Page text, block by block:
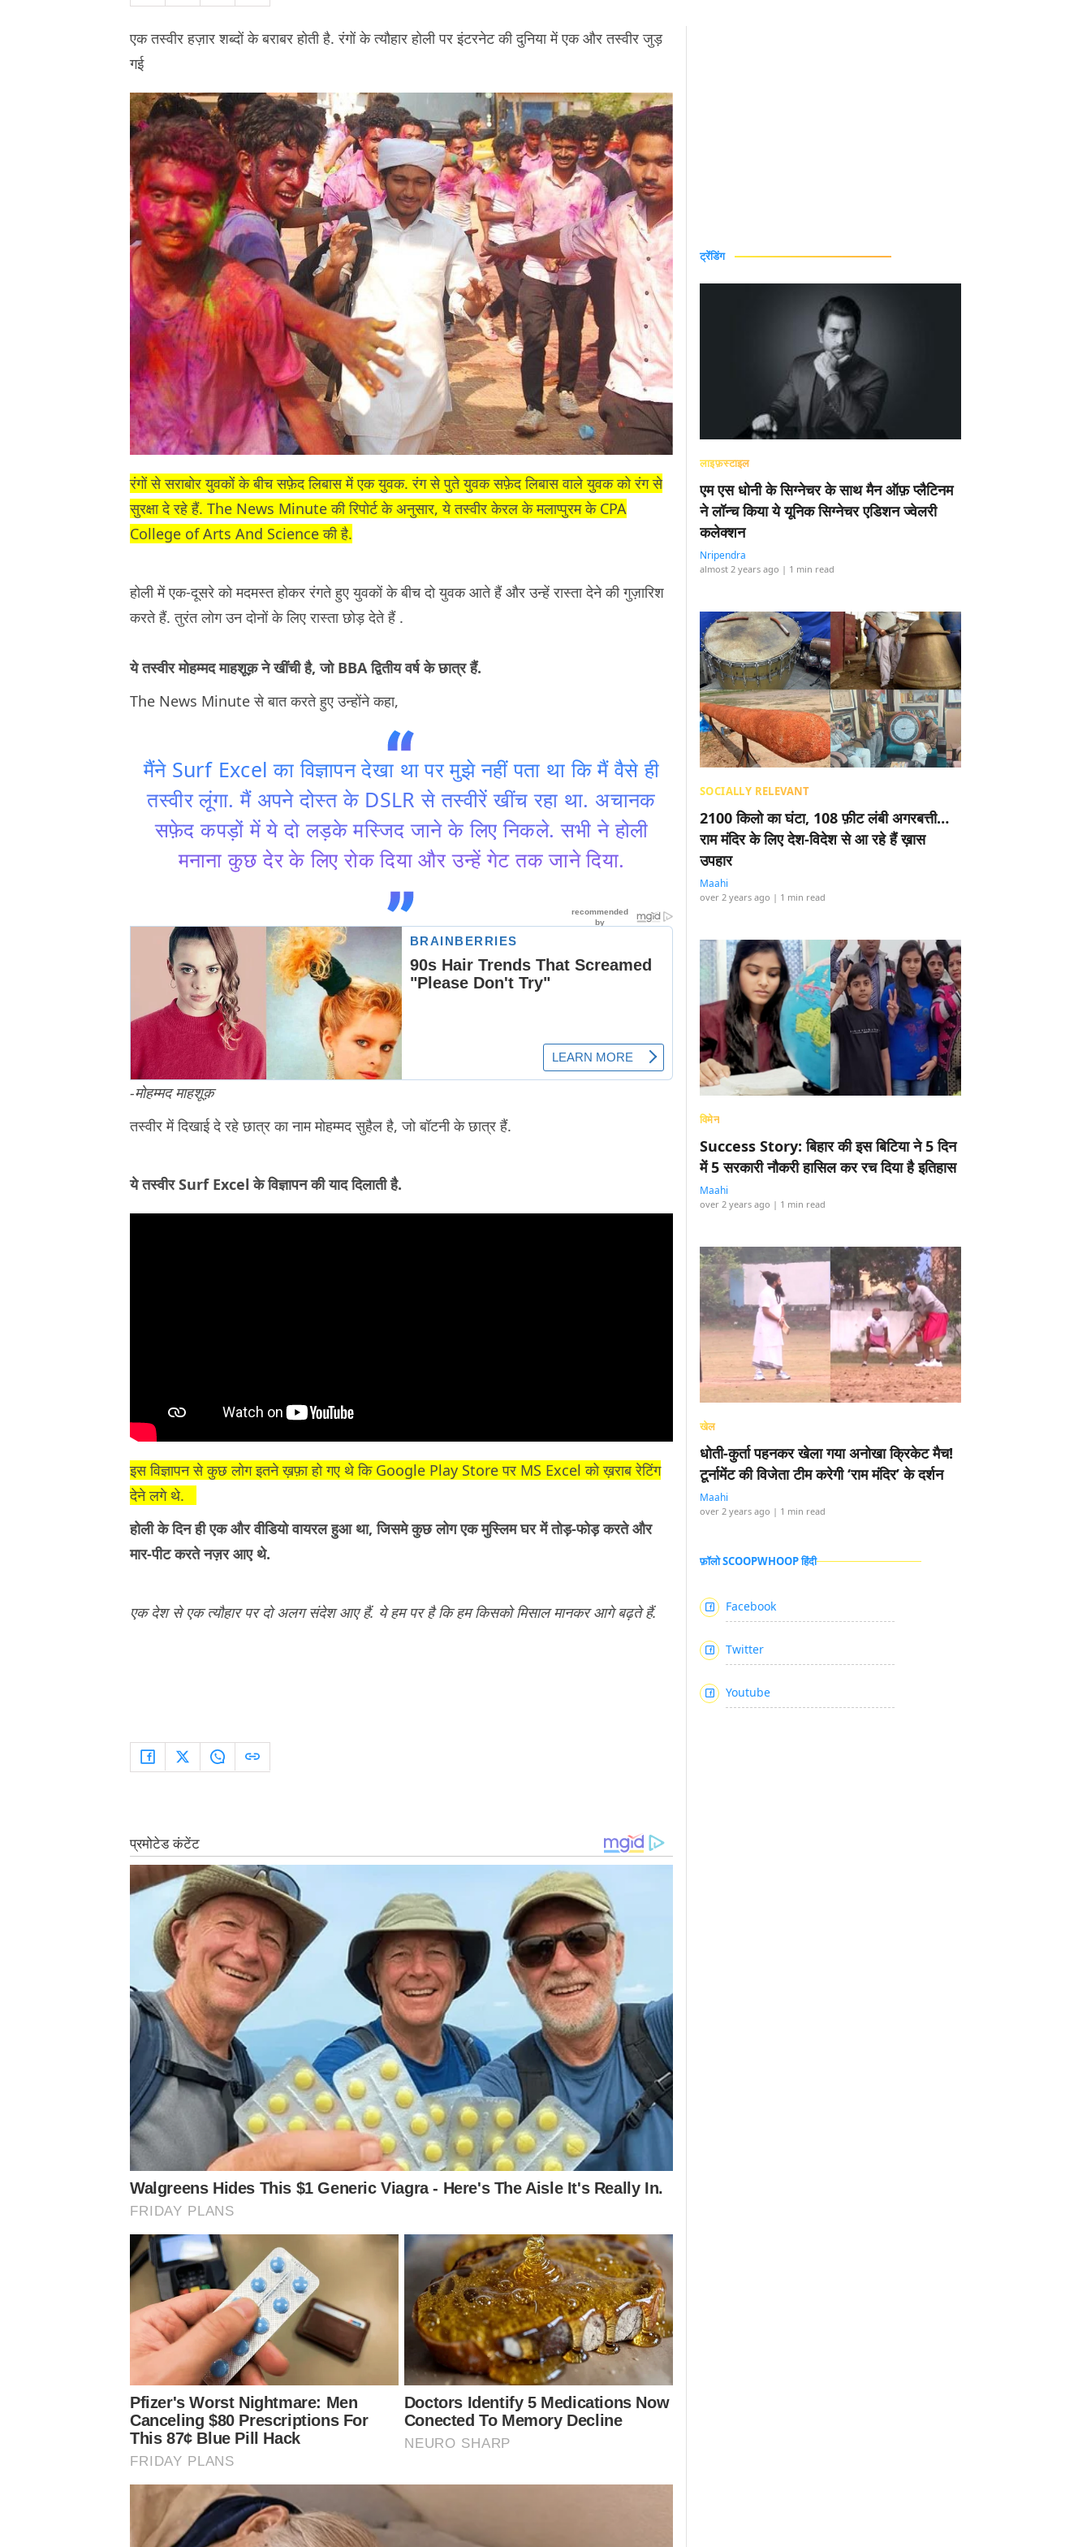
एक तस्वीर हज़ार शब्दों के बराबर होती है. रंगों के त्यौहार होली पर इंटरनेट की दुनिया में एक और तस्वीर जुड़
गई
रंगों से सराबोर युवकों के बीच सफ़ेद लिबास में एक युवक. रंग से पुते युवक सफ़ेद लिबास वाले युवक को रंग से
सुरक्षा दे रहे हैं. The News Minute की रिपोर्ट के अनुसार, ये तस्वीर केरल के मलाप्पुरम के CPA
College of Arts And Science की है.
होली में एक-दूसरे को मदमस्त होकर रंगते हुए युवकों के बीच दो युवक आते हैं और उन्हें रास्ता देने की गुज़ारिश
करते हैं. तुरंत लोग उन दोनों के लिए रास्ता छोड़ देते हैं .
ये तस्वीर मोहम्मद माहशूक़ ने खींची है, जो BBA द्वितीय वर्ष के छात्र हैं.
The News Minute से बात करते हुए उन्होंने कहा,
मैंने Surf Excel का विज्ञापन देखा था पर मुझे नहीं पता था कि मैं वैसे ही
तस्वीर लूंगा. मैं अपने दोस्त के DSLR से तस्वीरें खींच रहा था. अचानक
सफ़ेद कपड़ों में ये दो लड़के मस्जिद जाने के लिए निकले. सभी ने होली
मनाना कुछ देर के लिए रोक दिया और उन्हें गेट तक जाने दिया.
-मोहम्मद माहशूक़
तस्वीर में दिखाई दे रहे छात्र का नाम मोहम्मद सुहैल है, जो बॉटनी के छात्र हैं.
ये तस्वीर Surf Excel के विज्ञापन की याद दिलाती है.
इस विज्ञापन से कुछ लोग इतने ख़फ़ा हो गए थे कि Google Play Store पर MS Excel को ख़राब रेटिंग
देने लगे थे.
होली के दिन ही एक और वीडियो वायरल हुआ था, जिसमे कुछ लोग एक मुस्लिम घर में तोड़-फोड़ करते और
मार-पीट करते नज़र आए थे.
एक देश से एक त्यौहार पर दो अलग संदेश आए हैं. ये हम पर है कि हम किसको मिसाल मानकर आगे बढ़ते हैं.
ट्रेंडिंग
लाइफ़स्टाइल
एम एस धोनी के सिग्नेचर के साथ मैन ऑफ़ प्लैटिनम
ने लॉन्च किया ये यूनिक सिग्नेचर एडिशन ज्वेलरी
कलेक्शन
Nripendra
almost 2 years ago | 1 min read
SOCIALLY RELEVANT
2100 किलो का घंटा, 108 फ़ीट लंबी अगरबत्ती…
राम मंदिर के लिए देश-विदेश से आ रहे हैं ख़ास
उपहार
Maahi
over 2 years ago | 1 min read
विमेन
Success Story: बिहार की इस बिटिया ने 5 दिन
में 5 सरकारी नौकरी हासिल कर रच दिया है इतिहास
Maahi
over 2 years ago | 1 min read
खेल
धोती-कुर्ता पहनकर खेला गया अनोखा क्रिकेट मैच!
टूर्नामेंट की विजेता टीम करेगी ‘राम मंदिर’ के दर्शन
Maahi
over 2 years ago | 1 min read
फ़ॉलो SCOOPWHOOP हिंदी
Facebook
Twitter
Youtube